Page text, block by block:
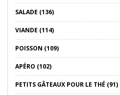
SALADE (136)
VIANDE (114)
POISSON (109)
APÉRO (102)
PETITS GÂTEAUX POUR LE THÉ (91)